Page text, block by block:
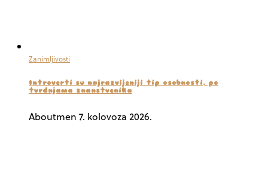
Zanimljivosti
Introverti su najrazvijeniji tip osobnosti, po
tvrdnjama znanstvenika
Aboutmen 7. kolovoza 2026.